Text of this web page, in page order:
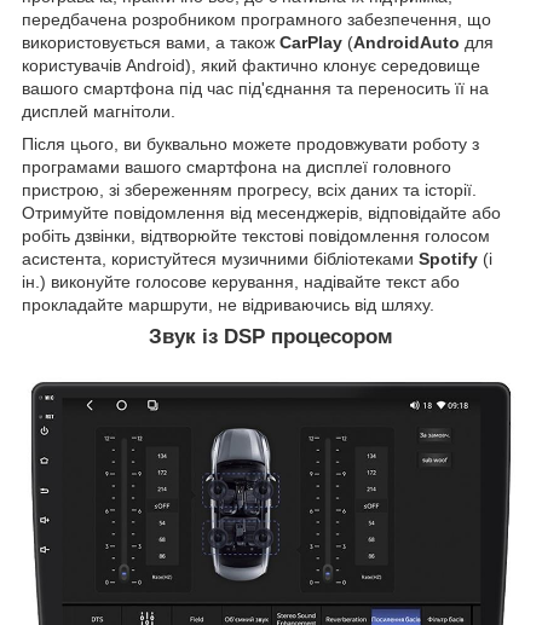
передбачена розробником програмного забезпечення, що
використовується вами, а також CarPlay (AndroidAuto для
користувачів Android), який фактично клонує середовище
вашого смартфона під час під'єднання та переносить її на
дисплей магнітоли.
Після цього, ви буквально можете продовжувати роботу з
програмами вашого смартфона на дисплеї головного
пристрою, зі збереженням прогресу, всіх даних та історії.
Отримуйте повідомлення від месенджерів, відповідайте або
робіть дзвінки, відтворюйте текстові повідомлення голосом
асистента, користуйтеся музичними бібліотеками Spotify (і
ін.) виконуйте голосове керування, надівайте текст або
прокладайте маршрути, не відриваючись від шляху.
Звук із DSP процесором